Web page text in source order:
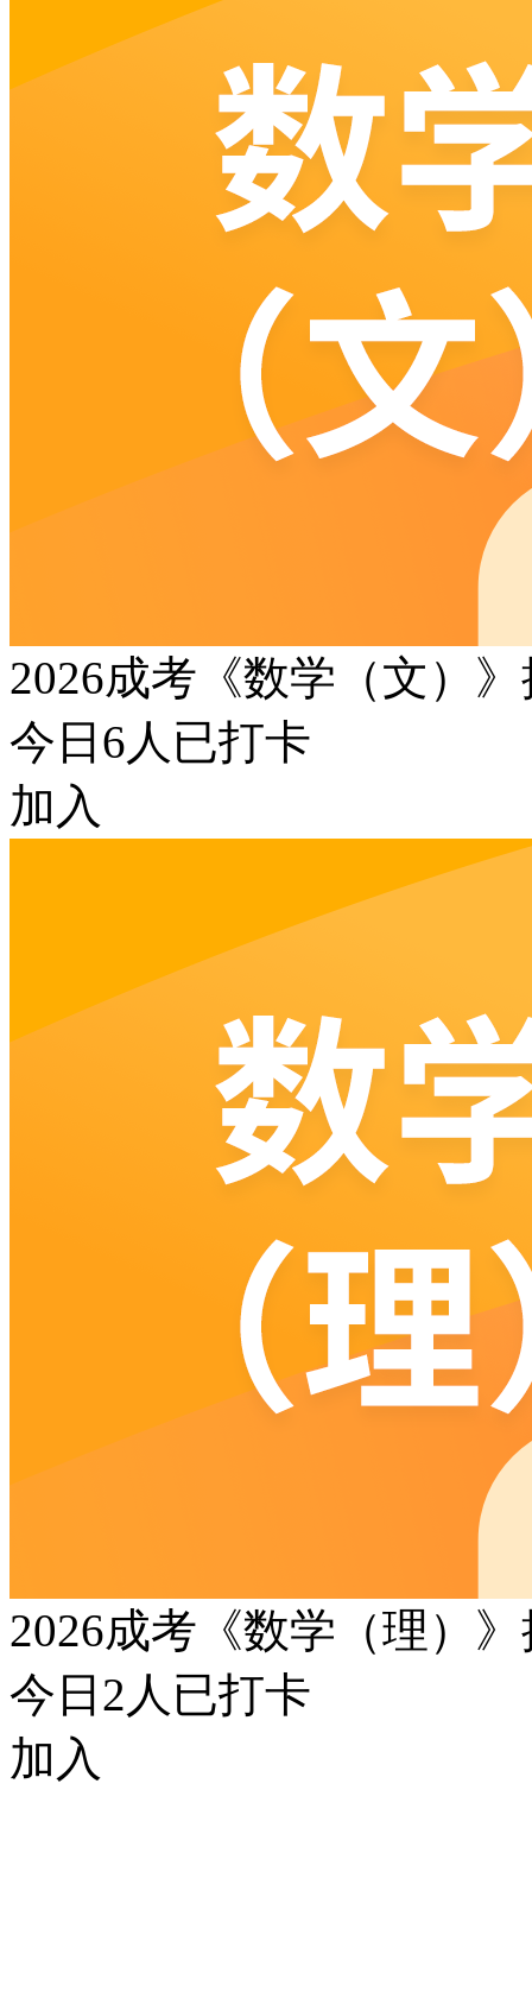
2026成考《数学（文）
今日 6人已打卡
加入
2026成考《数学（理）
今日 2 人已打卡
加入